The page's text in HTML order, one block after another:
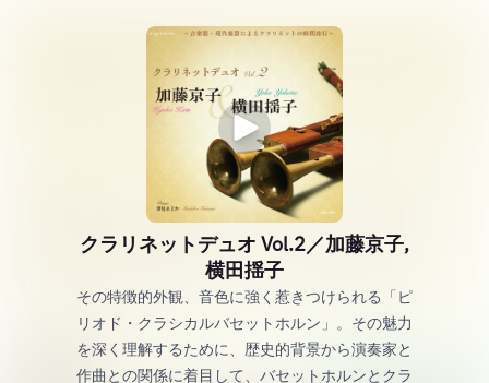
クラリネットデュオ Vol.2／加藤京子,
横田揺子
その特徴的外観、音色に強く惹きつけられる「ピ
リオド・クラシカルバセットホルン」。その魅力
を深く理解するために、歴史的背景から演奏家と
作曲との関係に着目して、バセットホルンとクラ